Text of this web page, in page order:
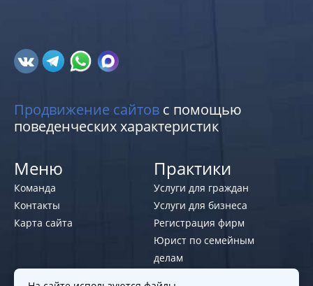
Продвижение сайтов с помощью
поведенческих характеристик
Меню
Команда
Контакты
Карта сайта
Практики
Услуги для граждан
Услуги для бизнеса
Регистрация фирм
Юрист по семейным
делам